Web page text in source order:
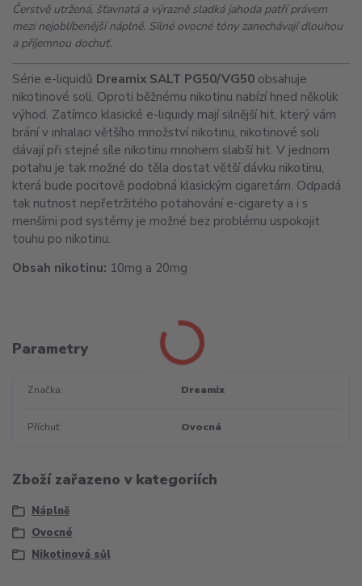
Čerstvě utržená, šťavnatá a výrazně sladká jahoda patří právem
mezi nejoblíbenější náplně. Silné ovocné tóny zanechávají dlouhou
a příjemnou dochuť.
Série e-liquidů Dreamix SALT PG50/VG50 obsahuje
nikotinové soli. Oproti běžnému nikotinu nabízí hned několik
výhod. Zatímco klasické e-liquidy mají silnější hit, který vám
brání v inhalaci většího množství nikotinu, nikotinové soli
dávají při stejné síle nikotinu mnohem slabší hit. V jednom
potahu je tak možné do těla dostat větší dávku nikotinu,
která bude pocitově podobná klasickým cigaretám. Odpadá
tak nutnost nepřetržitého potahování e-cigarety a i s
menšími pod systémy je možné bez problému uspokojit
touhu po nikotinu.
Obsah nikotinu: 10mg a 20mg
Parametry
Značka Dreamix
Příchuť Ovocná
Zboží zařazeno v kategoriích
Náplně
Ovocné
Nikotinová sůl